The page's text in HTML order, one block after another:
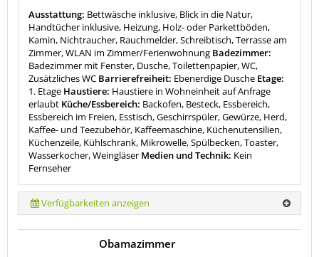
Ausstattung: Bettwäsche inklusive, Blick in die Natur,
Handtücher inklusive, Heizung, Holz- oder Parkettböden,
Kamin, Nichtraucher, Rauchmelder, Schreibtisch, Terrasse am
Zimmer, WLAN im Zimmer/Ferienwohnung Badezimmer:
Badezimmer mit Fenster, Dusche, Toilettenpapier, WC,
Zusätzliches WC Barrierefreiheit: Ebenerdige Dusche Etage:
1. Etage Haustiere: Haustiere in Wohneinheit auf Anfrage
erlaubt Küche/Essbereich: Backofen, Besteck, Essbereich,
Essbereich im Freien, Esstisch, Geschirrspüler, Gewürze, Herd,
Kaffee- und Teezubehör, Kaffeemaschine, Küchenutensilien,
Küchenzeile, Kühlschrank, Mikrowelle, Spülbecken, Toaster,
Wasserkocher, Weingläser Medien und Technik: Kein
Fernseher
Verfügbarkeiten anzeigen
Obamazimmer